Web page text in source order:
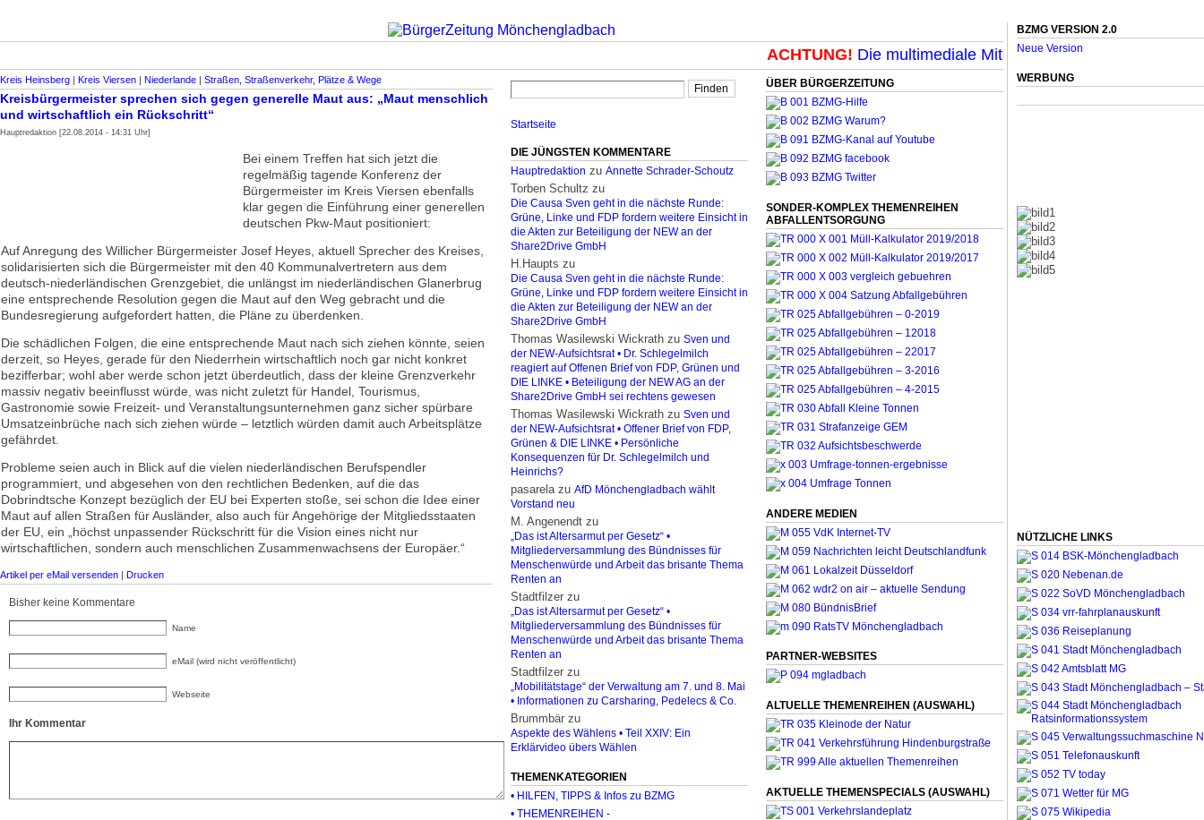
ACHTUNG!Die multimediale Mit-Mach-Zeitung für
Kreis Heinsberg | Kreis Viersen | Niederlande | Straßen, Straßenverkehr, Plätze & Wege
Kreisbürgermeister sprechen sich gegen generelle Maut aus: „Maut menschlich
und wirtschaftlich ein Rückschritt“
Hauptredaktion [22.08.2014 - 14:31 Uhr]
Bei einem Treffen hat sich jetzt die
regelmäßig tagende Konferenz der
Bürgermeister im Kreis Viersen ebenfalls
klar gegen die Einführung einer generellen
deutschen Pkw-Maut positioniert:
Auf Anregung des Willicher Bürgermeister Josef Heyes, aktuell Sprecher des Kreises,
solidarisierten sich die Bürgermeister mit den 40 Kommunalvertretern aus dem
deutsch-niederländischen Grenzgebiet, die unlängst im niederländischen Glanerbrug
eine entsprechende Resolution gegen die Maut auf den Weg gebracht und die
Bundesregierung aufgefordert hatten, die Pläne zu überdenken.
Die schädlichen Folgen, die eine entsprechende Maut nach sich ziehen könnte, seien
derzeit, so Heyes, gerade für den Niederrhein wirtschaftlich noch gar nicht konkret
bezifferbar; wohl aber werde schon jetzt überdeutlich, dass der kleine Grenzverkehr
massiv negativ beeinflusst würde, was nicht zuletzt für Handel, Tourismus,
Gastronomie sowie Freizeit- und Veranstaltungsunternehmen ganz sicher spürbare
Umsatzeinbrüche nach sich ziehen würde – letztlich würden damit auch Arbeitsplätze
gefährdet.
Probleme seien auch in Blick auf die vielen niederländischen Berufspendler
programmiert, und abgesehen von den rechtlichen Bedenken, auf die das
Dobrindtsche Konzept bezüglich der EU bei Experten stoße, sei schon die Idee einer
Maut auf allen Straßen für Ausländer, also auch für Angehörige der Mitgliedsstaaten
der EU, ein „höchst unpassender Rückschritt für die Vision eines nicht nur
wirtschaftlichen, sondern auch menschlichen Zusammenwachsens der Europäer.“
Artikel per eMail versenden | Drucken
Bisher keine Kommentare
Name
eMail (wird nicht veröffentlicht)
Webseite
Ihr Kommentar
Startseite
DIE JÜNGSTEN KOMMENTARE
Hauptredaktion zu Annette Schrader-Schoutz
Torben Schultz zu
Die Causa Sven geht in die nächste Runde:
Grüne, Linke und FDP fordern weitere Einsicht in
die Akten zur Beteiligung der NEW an der
Share2Drive GmbH
H.Haupts zu
Die Causa Sven geht in die nächste Runde:
Grüne, Linke und FDP fordern weitere Einsicht in
die Akten zur Beteiligung der NEW an der
Share2Drive GmbH
Thomas Wasilewski Wickrath zu Sven und
der NEW-Aufsichtsrat • Dr. Schlegelmilch
reagiert auf Offenen Brief von FDP, Grünen und
DIE LINKE • Beteiligung der NEW AG an der
Share2Drive GmbH sei rechtens gewesen
Thomas Wasilewski Wickrath zu Sven und
der NEW-Aufsichtsrat • Offener Brief von FDP,
Grünen & DIE LINKE • Persönliche
Konsequenzen für Dr. Schlegelmilch und
Heinrichs?
pasarelazu AfD Mönchengladbach wählt
Vorstand neu
M. Angenendt zu
„Das ist Altersarmut per Gesetz“ •
Mitgliederversammlung des Bündnisses für
Menschenwürde und Arbeit das brisante Thema
Renten an
Stadtfilzer zu
„Das ist Altersarmut per Gesetz“ •
Mitgliederversammlung des Bündnisses für
Menschenwürde und Arbeit das brisante Thema
Renten an
Stadtfilzer zu
„Mobilitätstage“ der Verwaltung am 7. und 8. Mai
• Informationen zu Carsharing, Pedelecs & Co.
Brummbär zu
Aspekte des Wählens • Teil XXIV: Ein
Erklärvideo übers Wählen
THEMENKATEGORIEN
• HILFEN, TIPPS & Infos zu BZMG
• THEMENREIHEN -
ÜBER BÜRGERZEITUNG
SONDER-KOMPLEX THEMENREIHEN
ABFALLENTSORGUNG
ANDERE MEDIEN
PARTNER-WEBSITES
ALTUELLE THEMENREIHEN (AUSWAHL)
AKTUELLE THEMENSPECIALS (AUSWAHL)
BZMG VERSION 2.0
Neue Version
WERBUNG
NÜTZLICHE LINKS